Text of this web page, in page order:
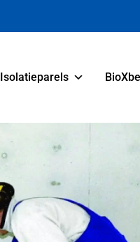
Isolatieparels